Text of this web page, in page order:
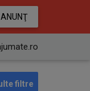
filtre